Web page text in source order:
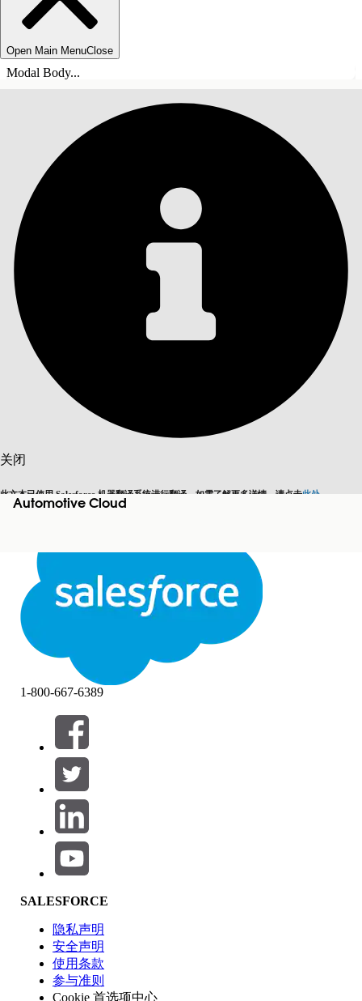
Open Main MenuClose
Modal Body...
关闭
此文本已使用 Salesforce 机器翻译系统进行翻译。如需了解更多详情，请点击此处
切换为英语 而非现在
关闭关闭
Automotive Cloud
目录
筛选器 (0)
选择筛选器
产品区域
功能影响
1-800-667-6389
SALESFORCE
隐私声明
安全声明
使用条款
参与准则
Cookie 首选项中心